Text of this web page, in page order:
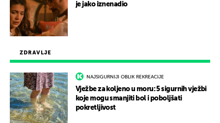
ZDRAVLJE
NAJSIGURNIJI OBLIK REKREACIJE
Vježbe za koljeno u moru: 5 sigurnih vježbi
koje mogu smanjiti bol i poboljšati
pokretljivost
je jako iznenadio